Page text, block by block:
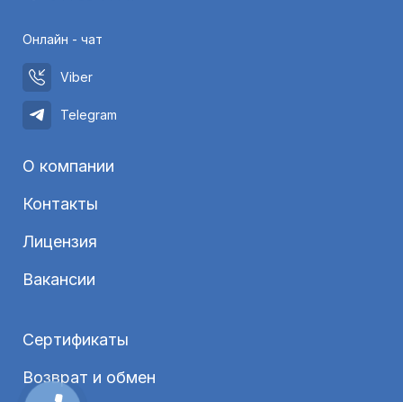
Онлайн - чат
Viber
Telegram
О компании
Контакты
Лицензия
Вакансии
Сертификаты
Возврат и обмен